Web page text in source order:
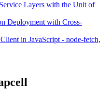
Layers with the Unit of
Deployment with Cross-
in JavaScript - node-fetch,